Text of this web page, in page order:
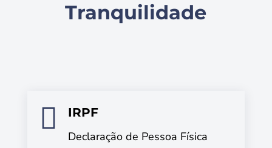
Tranquilidade

IRPF
Declaração de Pessoa Física